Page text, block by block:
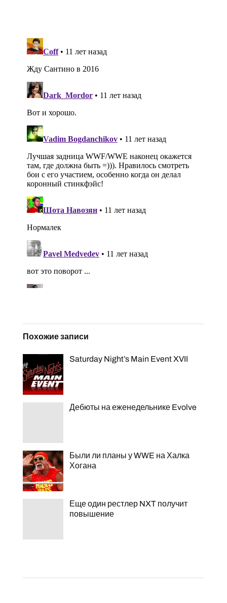
Похожие записи
Saturday Night’s Main Event XVII
Дебюты на еженедельнике Evolve
Были ли планы у WWE на Халка
Хогана
Еще один рестлер NXT получит
повышение